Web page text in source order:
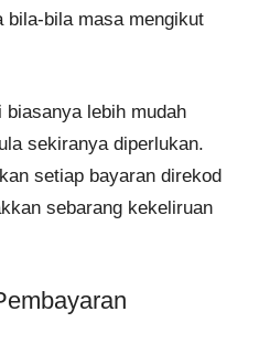
bila-bila masa mengikut
lebih mudah
sekiranya diperlukan.
setiap bayaran direkod
sebarang kekeliruan